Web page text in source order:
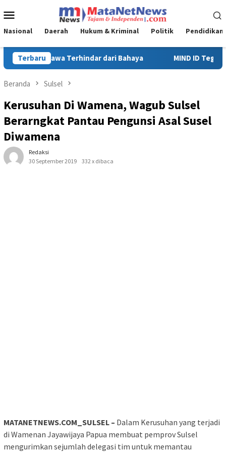
ke
Mobile
Nasional Daerah Hukum & Kriminal Politik Pendidikan
Terbaru
MIND ID Tegaskan Dukungan Penuh Bagi PT Vale di Pomalaa,
Beranda Sulsel
Kerusuhan Di Wamena, Wagub Sulsel
Berarngkat Pantau Pengunsi Asal Susel
Diwamena
Redaksi
30 September 2019
332 x dibaca
MATANETNEWS.COM_SULSEL – Dalam Kerusuhan yang terjadi
di Wamenan Jayawijaya Papua membuat pemprov Sulsel
mengurimkan sejumlah delegasi tim untuk memantau